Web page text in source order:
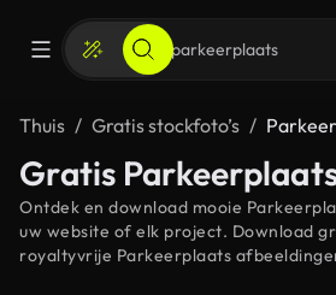
Thuis Gratis stockfoto’s
Gratis
Ontdek en download mooie
uw website of elk project. Download
royaltyvrije Parkeerplaats